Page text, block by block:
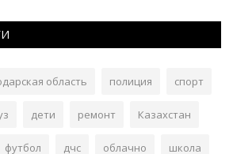
область полиция спорт
дети ремонт Казахстан
футбол дчс облачно школа